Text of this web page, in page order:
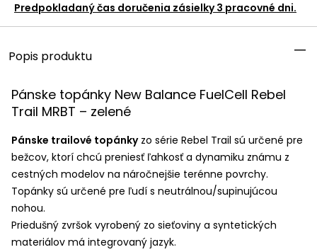
Predpokladaný čas doručenia zásielky 3 pracovné dni.
Popis produktu
Pánske topánky New Balance FuelCell Rebel
Trail MRBT – zelené
Pánske trailové topánkyzo série Rebel Trail sú určené pre
bežcov, ktorí chcú preniesť ľahkosť a dynamiku známu z
cestných modelov na náročnejšie terénne povrchy.
Topánky sú určené pre ľudí s neutrálnou/supinujúcou
nohou.
Priedušný zvršok vyrobený zo sieťoviny a syntetických
materiálov má integrovaný jazyk.